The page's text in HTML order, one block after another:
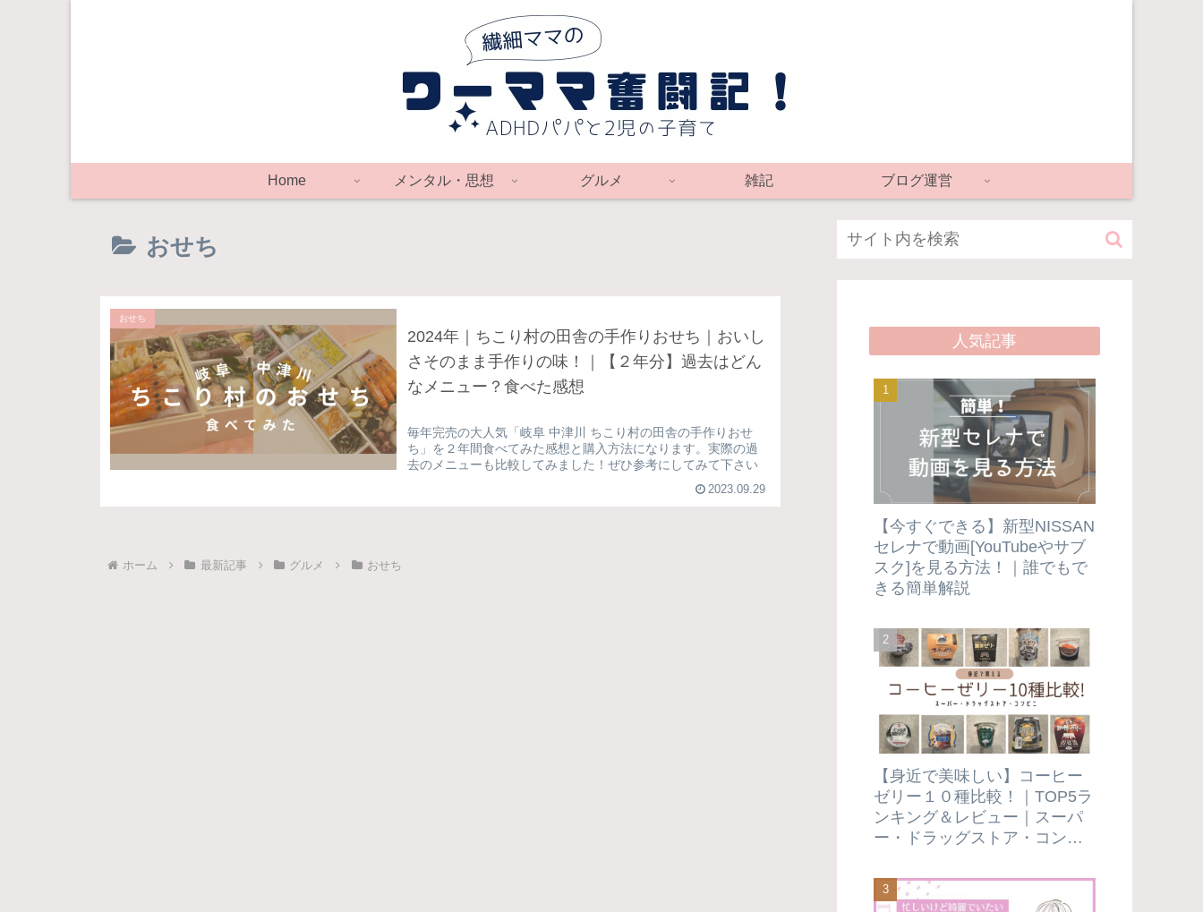
Home メンタル・思想 グルメ 雑記 ブログ運営
おせち
おせち
2024年｜ちこり村の田舎の手作りおせち｜おいし
さそのまま手作りの味！｜【２年分】過去はどん
なメニュー？食べた感想
毎年完売の大人気「岐阜 中津川 ちこり村の田舎の手作りおせ
ち」を２年間食べてみた感想と購入方法になります。実際の過
去のメニューも比較してみました！ぜひ参考にしてみて下さい
2023.09.29
ホーム 最新記事 グルメ おせち
人気記事
【今すぐできる】新型NISSAN
セレナで動画[YouTubeやサブ
スク]を見る方法！｜誰でもで
きる簡単解説
【身近で美味しい】コーヒー
ゼリー１０種比較！｜TOP5ラ
ンキング＆レビュー｜スーパ
ー・ドラッグストア・コンビ
てみました！